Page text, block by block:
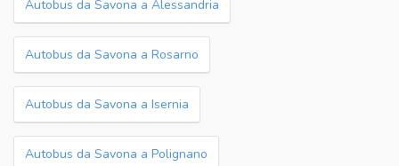
Autobus da Savona a Alessandria
Autobus da Savona a Rosarno
Autobus da Savona a Isernia
Autobus da Savona a Polignano